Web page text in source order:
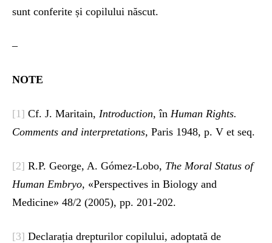
sunt conferite și copilului născut.
–
NOTE
[1] Cf. J. Maritain, Introduction,în Human Rights.
Comments and interpretations, Paris 1948, p. V et seq.
[2] R.P. George, A. Gómez-Lobo, The Moral Status of
Human Embryo, «Perspectives in Biology and
Medicine» 48/2 (2005), pp. 201-202.
[3] Declarația drepturilor copilului, adoptată de